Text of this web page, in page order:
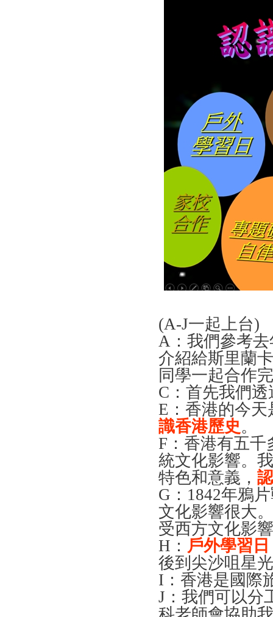
(A-J一起上台)
A ：我們參考
介紹給斯里蘭
同學一起合作
C ：首先我們透
E ：香港的今
識香港歷史。
F ：香港有五
統文化影響。
特色和意義，
G ：1842年鴉
文化影響很大
受西方文化影
H ： 戶外學習日
後到尖沙咀星
I ：香港是國
J ：我們可以